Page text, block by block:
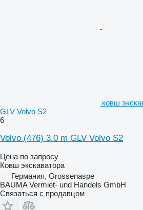
ковш
GLV Volvo S2
6
Volvo (476) 3.0 m GLV Volvo S2
Цена по запросу
Ковш экскаватора
Германия, Grossenaspe
BAUMA Vermiet- und Handels GmbH
Связаться с продавцом